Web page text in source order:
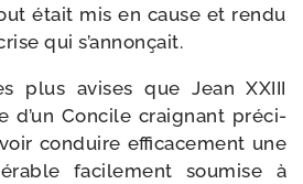
était mis en cause et ren­du
qui s’annonçait.
plus avises que Jean XXIII
d’un Concile crai­gnant pré­ci­
conduire effi­ca­ce­ment une
faci­le­ment sou­mise à